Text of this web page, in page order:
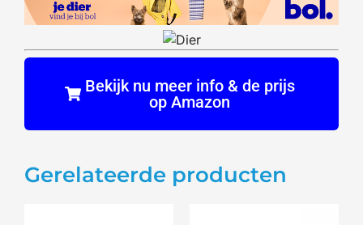
Bekijk nu meer info & de prijs
op Amazon
Gerelateerde producten